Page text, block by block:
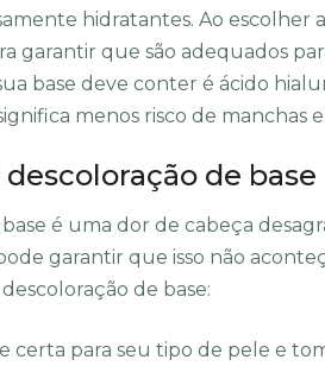
hidratantes. Ao escolher
garantir que são adequados
base deve conter é ácido
menos risco de manchas
de base
é uma dor de cabeça
garantir que isso não
de base:
certa para seu tipo de pele e